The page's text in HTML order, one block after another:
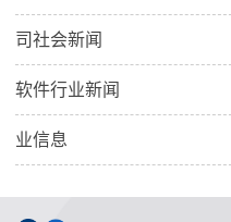
司社会新闻
软件行业新闻
业信息